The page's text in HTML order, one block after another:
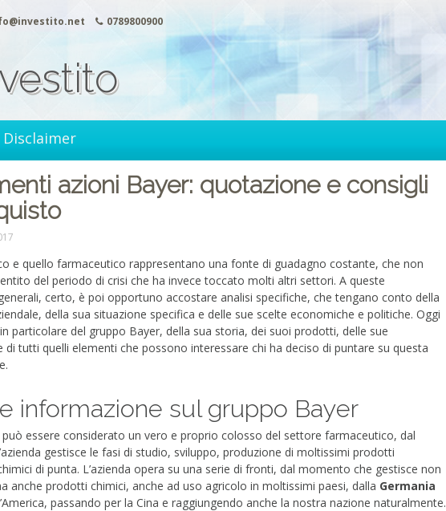
0789800900
Disclaimer
azioni Bayer: quotazione e consigli
e quello farmaceutico rappresentano una fonte di guadagno costante, che non
del periodo di crisi che ha invece toccato molti altri settori. A queste
certo, è poi opportuno accostare analisi specifiche, che tengano conto della
della sua situazione specifica e delle sue scelte economiche e politiche. Oggi
particolare del gruppo Bayer, della sua storia, dei suoi prodotti, delle sue
di tutti quelli elementi che possono interessare chi ha deciso di puntare su questa
informazione sul gruppo Bayer
essere considerato un vero e proprio colosso del settore farmaceutico, dal
gestisce le fasi di studio, sviluppo, produzione di moltissimi prodotti
di punta. L’azienda opera su una serie di fronti, dal momento che gestisce non
anche prodotti chimici, anche ad uso agricolo in moltissimi paesi, dalla Germania
passando per la Cina e raggiungendo anche la nostra nazione naturalmente.